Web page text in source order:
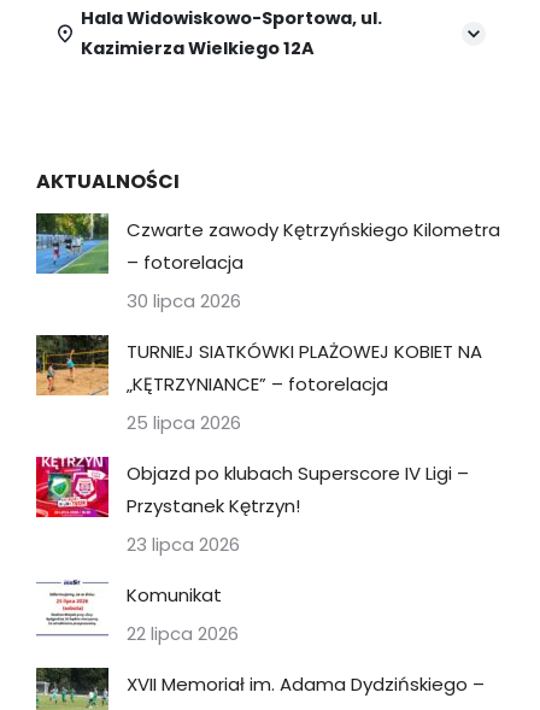
Hala Widowiskowo-Sportowa, ul.
Kazimierza Wielkiego 12A
AKTUALNOŚCI
Czwarte zawody Kętrzyńskiego Kilometra
– fotorelacja
30 lipca 2026
TURNIEJ SIATKÓWKI PLAŻOWEJ KOBIET NA
„KĘTRZYNIANCE” – fotorelacja
25 lipca 2026
Objazd po klubach Superscore IV Ligi –
Przystanek Kętrzyn!
23 lipca 2026
Komunikat
22 lipca 2026
XVII Memoriał im. Adama Dydzińskiego –